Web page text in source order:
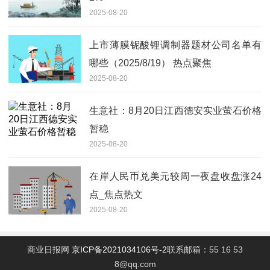
2025-08-20
上市薄膜铌酸锂调制器题材公司名单有
哪些（2025/8/19） 热点聚焦
2025-08-20
生意社：8月20日江西德安实业萤石价格
暂稳
2025-08-20
在岸人民币兑美元较周一夜盘收盘涨24
点_焦点热文
2025-08-20
商业日报网 京ICP备2021034106号-2联系邮箱：55 16 53
8@qq.com